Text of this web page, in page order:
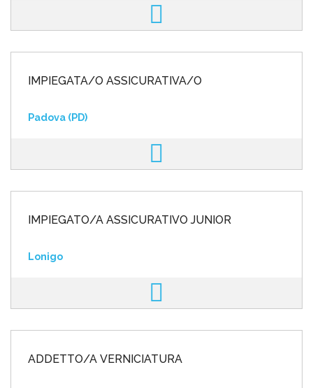
IMPIEGATA/O ASSICURATIVA/O
Padova (PD)
IMPIEGATO/A ASSICURATIVO JUNIOR
Lonigo
ADDETTO/A VERNICIATURA